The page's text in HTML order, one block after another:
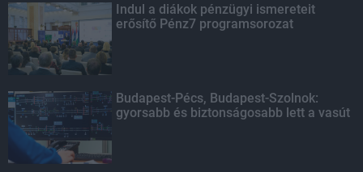
Indul a diákok pénzügyi ismereteit
erősítő Pénz7 programsorozat
Budapest-Pécs, Budapest-Szolnok:
gyorsabb és biztonságosabb lett a vasút